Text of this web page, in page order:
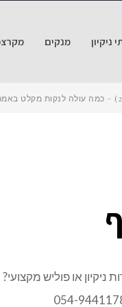
ניקיון מנקים
או פוליש